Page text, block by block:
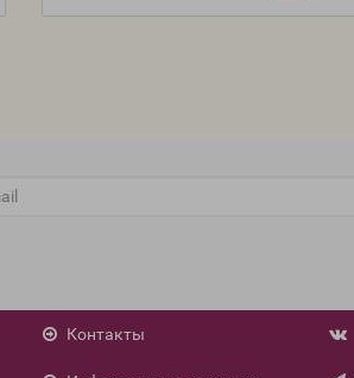
Контакты